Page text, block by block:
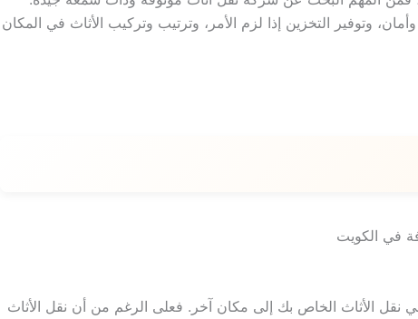
وتوفير التخزين إذا لزم الأمر، وترتيب وتركيب الأثاث في المكان
الأثاث الخاص بك إلى مكان آخر. فعلى الرغم من أن نقل الأثاث